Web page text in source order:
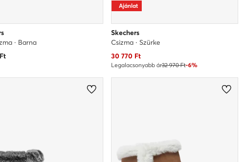
· Barna
Ft
Ajánlat
Skechers
Csizma · Szürke
Aktuális ár
30 770Ft
Legalacsonyabb ár32 970 Ft-6%